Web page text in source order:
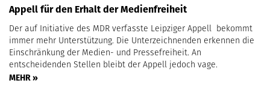
Appell für den Erhalt der Medienfreiheit
Der auf Initiative des MDR verfasste Leipziger Appell bekommt
immer mehr Unterstützung. Die Unterzeichnenden erkennen die
Einschränkung der Medien- und Pressefreiheit. An
entscheidenden Stellen bleibt der Appell jedoch vage.
MEHR »